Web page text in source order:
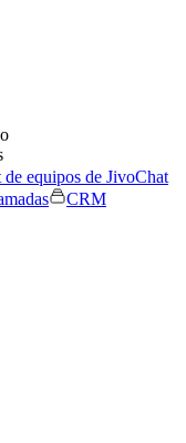
de equipos de JivoChat
CRM